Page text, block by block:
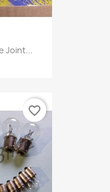
Joint...
favorite_border